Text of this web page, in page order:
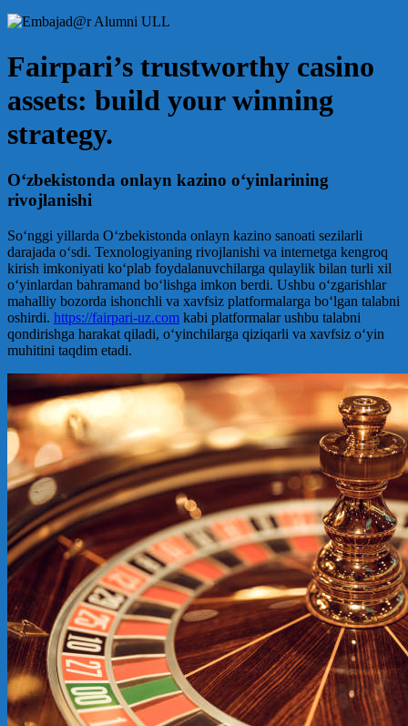
Fairpari’s trustworthy casino
assets: build your winning
strategy.
O‘zbekistonda onlayn kazino o‘yinlarining
rivojlanishi
So‘nggi yillarda O‘zbekistonda onlayn kazino sanoati sezilarli
darajada o‘sdi. Texnologiyaning rivojlanishi va internetga kengroq
kirish imkoniyati ko‘plab foydalanuvchilarga qulaylik bilan turli xil
o‘yinlardan bahramand bo‘lishga imkon berdi. Ushbu o‘zgarishlar
mahalliy bozorda ishonchli va xavfsiz platformalarga bo‘lgan talabni
oshirdi. https://fairpari-uz.com kabi platformalar ushbu talabni
qondirishga harakat qiladi, o‘yinchilarga qiziqarli va xavfsiz o‘yin
muhitini taqdim etadi.